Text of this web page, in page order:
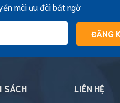
mãi ưu đãi bất ngờ
ĐĂNG
SÁCH LIÊN HỆ